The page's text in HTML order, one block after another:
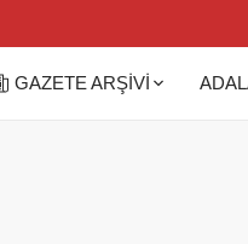
GAZETE ARŞİVİ